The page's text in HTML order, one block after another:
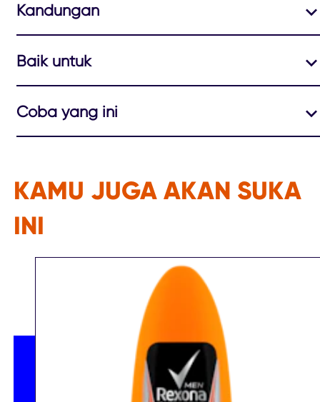
Kandungan
Baik untuk
Coba yang ini
KAMU JUGA AKAN SUKA
INI